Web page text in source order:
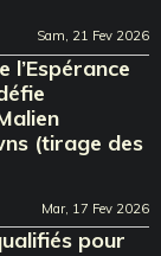
Sam, 21 Fev 2026
l’Espérance
(tirage des
Mar, 17 Fev 2026
pour